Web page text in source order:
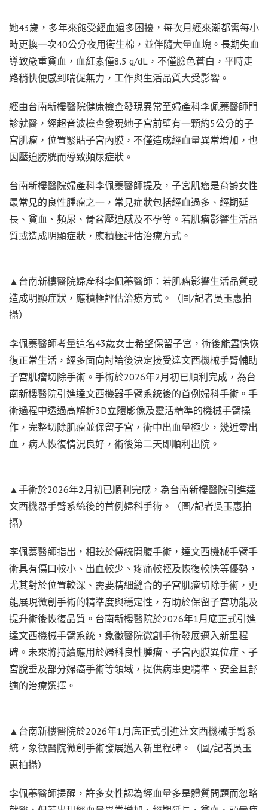
她43歲，多年來飽受經血過多困擾，每次月經來潮都需每小
時更換一次40公分夜用衛生棉，並伴隨大量血塊。長期失血
導致嚴重貧血，血紅素僅8.5 g/dL，不僅臉色蒼白，平時走
路稍快便感到喘促無力，工作與生活品質大受影響。
經由台南新樓醫院健康檢查發現異常至婦產科李佩蓁醫師門
診就醫，經超音波檢查發現她子宮前壁有一顆約5公分的子
宮肌瘤，位置緊貼子宮內膜，不僅造成經血量異常增加，也
因壓迫膀胱而導致頻尿症狀。
台南新樓醫院婦產科李佩蓁醫師提及，子宮肌瘤是育齡女性
最常見的良性腫瘤之一，常見症狀包括經血過多、經期延
長、貧血、頻尿、骨盆壓迫感及不孕等。若肌瘤影響生活品
質或造成明顯症狀，應積極評估治療方式。
▲台南新樓醫院婦產科李佩蓁醫師：若肌瘤影響生活品質或
造成明顯症狀，應積極評估治療方式。（圖/記者吳玉惠拍
攝）
李佩蓁醫師考量這名43歲女士希望保留子宮，術後能盡快恢
復正常生活，經多面向討論後決定接受達文西機械手臂輔助
子宮肌瘤切除手術。手術於2026年2月初已順利完成，為台
南新樓醫院引進達文西機器手臂系統後的首例婦科手術。手
術過程中透過高解析3D立體影像及靈活精準的機械手臂操
作，完整切除肌瘤並保留子宮，術中出血量極少，幾近零出
血，病人恢復情況良好，術後第二天即順利出院。
▲手術於2026年2月初已順利完成，為台南新樓醫院引進達
文西機器手臂系統後的首例婦科手術。（圖/記者吳玉惠拍
攝）
李佩蓁醫師指出，相較於傳統開腹手術，達文西機械手臂手
術具有傷口較小、出血較少、疼痛較輕及恢復較快等優勢，
尤其對於位置較深、需要精細縫合的子宮肌瘤切除手術，更
能展現微創手術的精準度與穩定性，有助於保留子宮功能及
提升術後恢復品質。台南新樓醫院於2026年1月底正式引進
達文西機械手臂系統，象徵醫院微創手術發展邁入新里程
碑。未來將持續應用於婦科良性腫瘤、子宮內膜異位症、子
宮脫垂及部分婦癌手術等領域，提供病患更精準、安全且舒
適的治療選擇。
▲台南新樓醫院於2026年1月底正式引進達文西機械手臂系
統，象徵醫院微創手術發展邁入新里程碑。（圖/記者吳玉
惠拍攝）
李佩蓁醫師提醒，許多女性認為經血量多是體質問題而忽略